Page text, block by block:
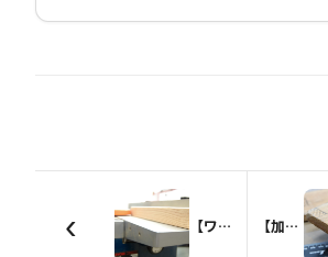
‹ 【ワンランク上】工作機械を使おう【手押しカンナ盤】 【加工法】三枚組手を紹介【超図解】